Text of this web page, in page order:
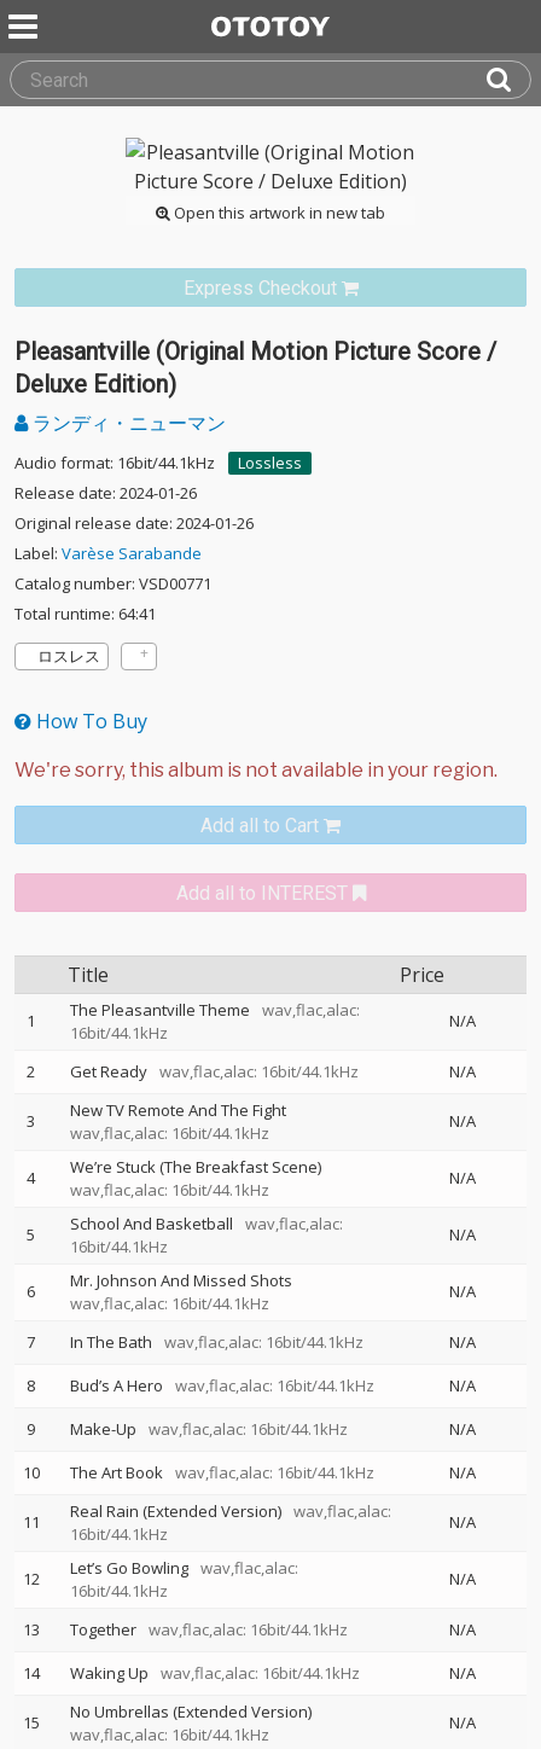
Open this artwork in new tab
Express Checkout
Pleasantville (Original Motion Picture Score /
Deluxe Edition)
ランディ・ニューマン
Audio format: 16bit/44.1kHz
Lossless
Release date: 2024-01-26
Original release date: 2024-01-26
Label: Varèse Sarabande
Catalog number: VSD00771
Total runtime: 64:41
ロスレス
How To Buy
Add all to Cart
Add all to INTEREST
Title Price
1 The Pleasantville Theme
wav,flac,alac:
16bit/44.1kHz
N/A
2 Get Ready wav,flac,alac: 16bit/44.1kHz N/A
3
New TV Remote And The Fight
wav,flac,alac: 16bit/44.1kHz
N/A
4
We’re Stuck (The Breakfast Scene)
wav,flac,alac: 16bit/44.1kHz
N/A
5 School And Basketball
wav,flac,alac:
16bit/44.1kHz
N/A
6
Mr. Johnson And Missed Shots
wav,flac,alac: 16bit/44.1kHz
N/A
7 In The Bath wav,flac,alac: 16bit/44.1kHz
N/A
8
Bud’s A Hero wav,flac,alac: 16bit/44.1kHz
N/A
9
Make-Up wav,flac,alac: 16bit/44.1kHz
N/A
10
The Art Book wav,flac,alac: 16bit/44.1kHz N/A
11 Real Rain (Extended Version) wav,flac,alac:
16bit/44.1kHz
N/A
12 Let’s Go Bowling wav,flac,alac:
16bit/44.1kHz
N/A
13 Together wav,flac,alac: 16bit/44.1kHz
N/A
14
Waking Up wav,flac,alac: 16bit/44.1kHz N/A
15
No Umbrellas (Extended Version)
wav,flac,alac: 16bit/44.1kHz
N/A